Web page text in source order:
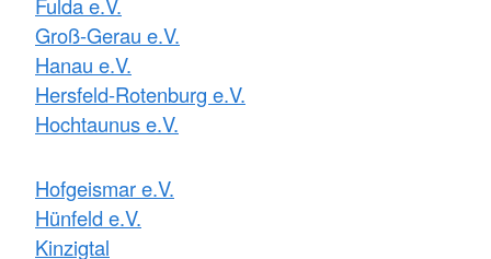
Groß-Gerau e.V.
Hanau e.V.
Hersfeld-Rotenburg e.V.
Hochtaunus e.V.
Hofgeismar e.V.
Hünfeld e.V.
Kinzigtal